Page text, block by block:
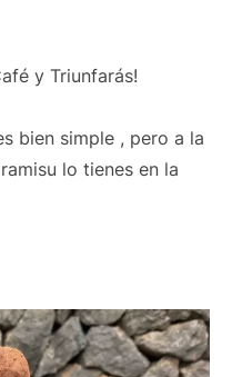
y Triunfarás!
bien simple , pero a la
lo tienes en la